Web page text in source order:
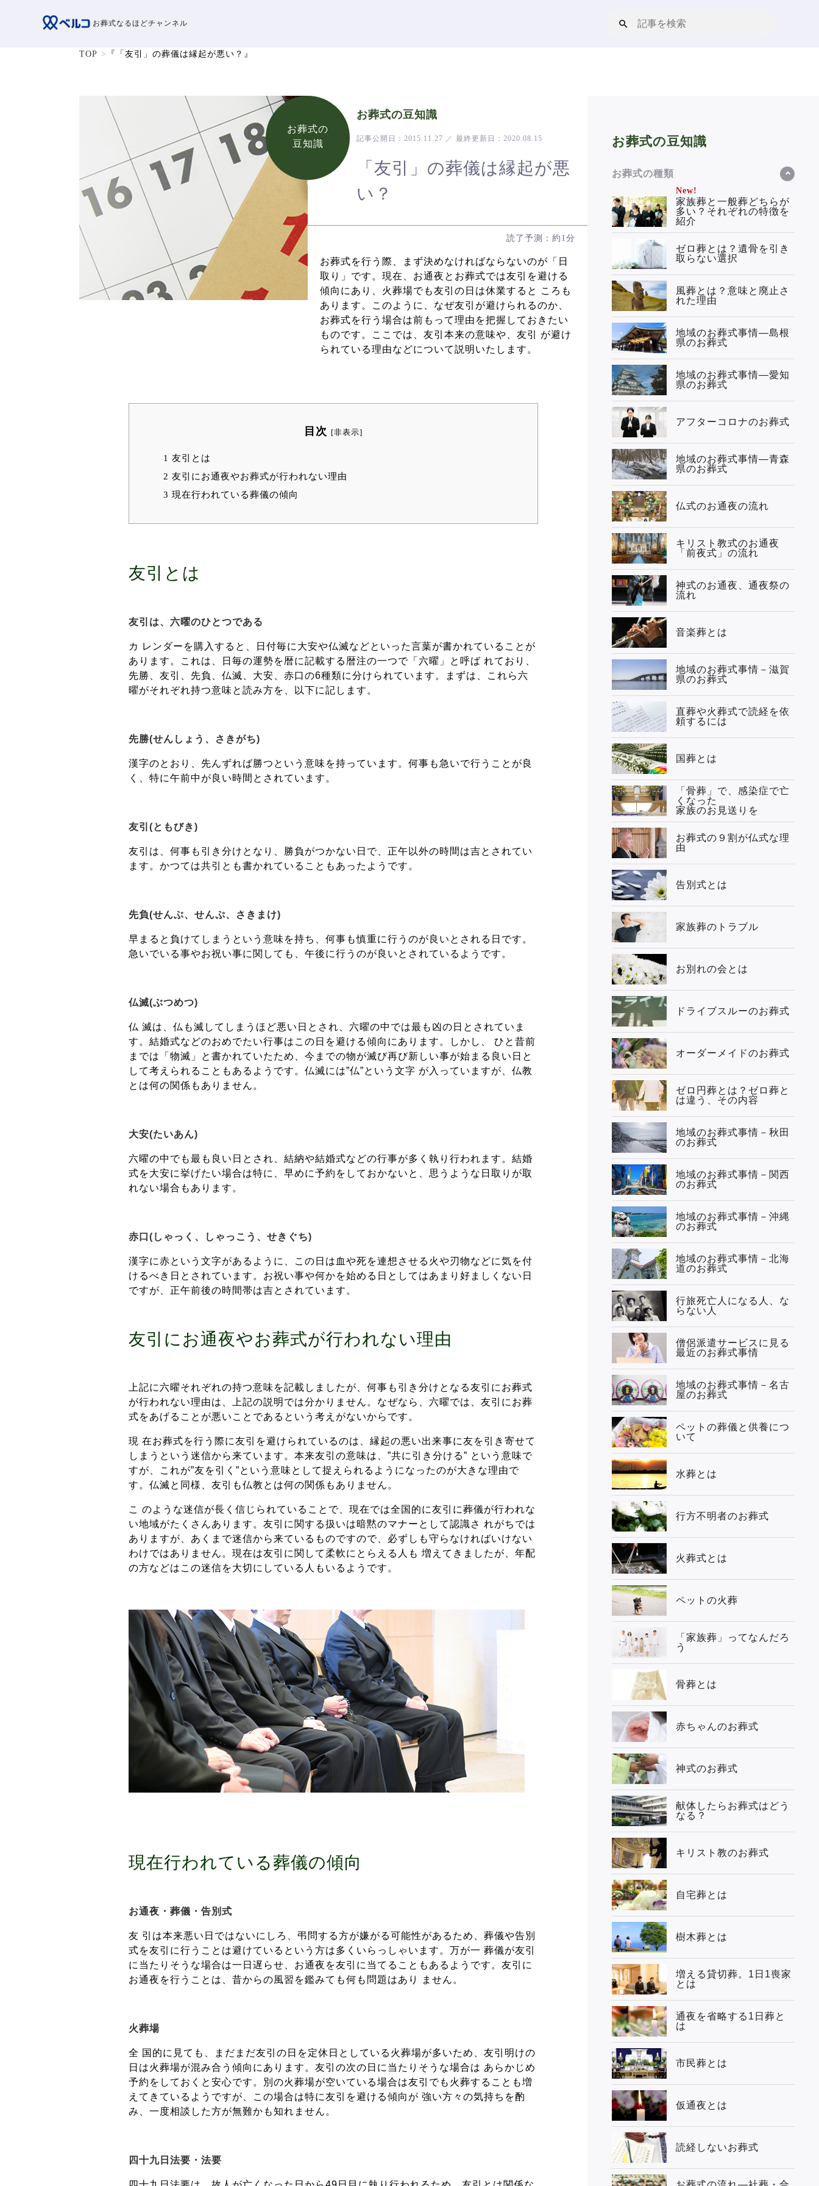
お葬式なるほどチャンネル
TOP 『「友引」の葬儀は縁起が悪い？』
お葬式の
豆知識
お葬式の豆知識
記事公開日：2015.11.27 ／ 最終更新日：2020.08.15
「友引」の葬儀は縁起が悪
い？
読了予測：約1分
お葬式を行う際、まず決めなければならないのが「日
取り」です。現在、お通夜とお葬式では友引を避ける
傾向にあり、火葬場でも友引の日は休業すると ころも
あります。このように、なぜ友引が避けられるのか、
お葬式を行う場合は前もって理由を把握しておきたい
ものです。ここでは、友引本来の意味や、友引 が避け
られている理由などについて説明いたします。
目次 [非表示]
1 友引とは
2 友引にお通夜やお葬式が行われない理由
3 現在行われている葬儀の傾向
友引とは
友引は、六曜のひとつである
カ レンダーを購入すると、日付毎に大安や仏滅などといった言葉が書かれていることが
あります。これは、日毎の運勢を暦に記載する暦注の一つで「六曜」と呼ば れており、
先勝、友引、先負、仏滅、大安、赤口の6種類に分けられています。まずは、これら六
曜がそれぞれ持つ意味と読み方を、以下に記します。
先勝(せんしょう、さきがち)
漢字のとおり、先んずれば勝つという意味を持っています。何事も急いで行うことが良
く、特に午前中が良い時間とされています。
友引(ともびき)
友引は、何事も引き分けとなり、勝負がつかない日で、正午以外の時間は吉とされてい
ます。かつては共引とも書かれていることもあったようです。
先負(せんぶ、せんぷ、さきまけ)
早まると負けてしまうという意味を持ち、何事も慎重に行うのが良いとされる日です。
急いでいる事やお祝い事に関しても、午後に行うのが良いとされているようです。
仏滅(ぶつめつ)
仏 滅は、仏も滅してしまうほど悪い日とされ、六曜の中では最も凶の日とされていま
す。結婚式などのおめでたい行事はこの日を避ける傾向にあります。しかし、 ひと昔前
までは「物滅」と書かれていたため、今までの物が滅び再び新しい事が始まる良い日と
して考えられることもあるようです。仏滅には”仏”という文字 が入っていますが、仏教
とは何の関係もありません。
大安(たいあん)
六曜の中でも最も良い日とされ、結納や結婚式などの行事が多く執り行われます。結婚
式を大安に挙げたい場合は特に、早めに予約をしておかないと、思うような日取りが取
れない場合もあります。
赤口(しゃっく、しゃっこう、せきぐち)
漢字に赤という文字があるように、この日は血や死を連想させる火や刃物などに気を付
けるべき日とされています。お祝い事や何かを始める日としてはあまり好ましくない日
ですが、正午前後の時間帯は吉とされています。
友引にお通夜やお葬式が行われない理由
上記に六曜それぞれの持つ意味を記載しましたが、何事も引き分けとなる友引にお葬式
が行われない理由は、上記の説明では分かりません。なぜなら、六曜では、友引にお葬
式をあげることが悪いことであるという考えがないからです。
現 在お葬式を行う際に友引を避けられているのは、縁起の悪い出来事に友を引き寄せて
しまうという迷信から来ています。本来友引の意味は、”共に引き分ける” という意味で
すが、これが”友を引く”という意味として捉えられるようになったのが大きな理由で
す。仏滅と同様、友引も仏教とは何の関係もありません。
こ のような迷信が長く信じられていることで、現在では全国的に友引に葬儀が行われな
い地域がたくさんあります。友引に関する扱いは暗黙のマナーとして認識さ れがちでは
ありますが、あくまで迷信から来ているものですので、必ずしも守らなければいけない
わけではありません。現在は友引に関して柔軟にとらえる人も 増えてきましたが、年配
の方などはこの迷信を大切にしている人もいるようです。
現在行われている葬儀の傾向
お通夜・葬儀・告別式
友 引は本来悪い日ではないにしろ、弔問する方が嫌がる可能性があるため、葬儀や告別
式を友引に行うことは避けているという方は多くいらっしゃいます。万が一 葬儀が友引
に当たりそうな場合は一日遅らせ、お通夜を友引に当てることもあるようです。友引に
お通夜を行うことは、昔からの風習を鑑みても何も問題はあり ません。
火葬場
全 国的に見ても、まだまだ友引の日を定休日としている火葬場が多いため、友引明けの
日は火葬場が混み合う傾向にあります。友引の次の日に当たりそうな場合は あらかじめ
予約をしておくと安心です。別の火葬場が空いている場合は友引でも火葬することも増
えてきているようですが、この場合は特に友引を避ける傾向が 強い方々の気持ちを酌
み、一度相談した方が無難かも知れません。
四十九日法要・法要
お葬式の豆知識
お葬式の種類
New!
家族葬と一般葬どちらが
多い？それぞれの特徴を
紹介
ゼロ葬とは？遺骨を引き
取らない選択
風葬とは？意味と廃止さ
れた理由
地域のお葬式事情—島根
県のお葬式
地域のお葬式事情—愛知
県のお葬式
アフターコロナのお葬式
地域のお葬式事情—青森
県のお葬式
仏式のお通夜の流れ
キリスト教式のお通夜
「前夜式」の流れ
神式のお通夜、通夜祭の
流れ
音楽葬とは
地域のお葬式事情－滋賀
県のお葬式
直葬や火葬式で読経を依
頼するには
国葬とは
「骨葬」で、感染症で亡
くなった
家族のお見送りを
お葬式の９割が仏式な理
由
告別式とは
家族葬のトラブル
お別れの会とは
ドライブスルーのお葬式
オーダーメイドのお葬式
ゼロ円葬とは？ゼロ葬と
は違う、その内容
地域のお葬式事情－秋田
のお葬式
地域のお葬式事情－関西
のお葬式
地域のお葬式事情－沖縄
のお葬式
地域のお葬式事情－北海
道のお葬式
行旅死亡人になる人、な
らない人
僧侶派遣サービスに見る
最近のお葬式事情
地域のお葬式事情－名古
屋のお葬式
ペットの葬儀と供養につ
いて
水葬とは
行方不明者のお葬式
火葬式とは
ペットの火葬
「家族葬」ってなんだろ
う
骨葬とは
赤ちゃんのお葬式
神式のお葬式
献体したらお葬式はどう
なる？
キリスト教のお葬式
自宅葬とは
樹木葬とは
増える貸切葬。1日1喪家
とは
通夜を省略する1日葬と
は
市民葬とは
仮通夜とは
読経しないお葬式